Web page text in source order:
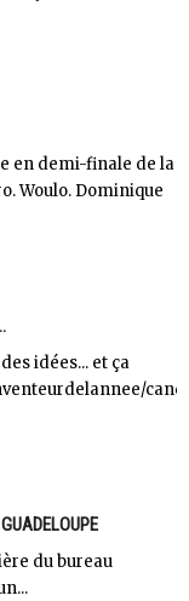
en demi-finale de la
Woulo. Dominique
idées... et ça
du bureau